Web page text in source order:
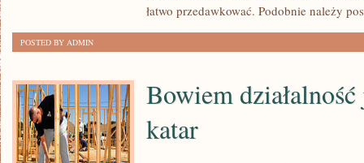
PIĘKNO.
SZTUCZNE
łatwo przedawkować. Podobnie należy
POSTED BY ADMIN
Bowiem
katar